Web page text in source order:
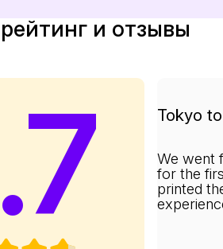
и отзывы
Tokyo
We went
for the
printed